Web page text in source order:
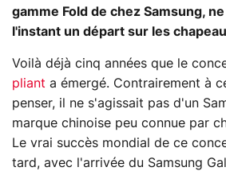
gamme Fold de chez Samsung,
l'instant un départ sur les
Voilà déjà cinq années que le
pliant a émergé. Contrairement à
penser, il ne s'agissait pas d'un
marque chinoise peu connue par
Le vrai succès mondial de ce
tard, avec l'arrivée du Samsung